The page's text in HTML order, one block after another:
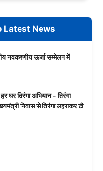
Latest News
नवकरणीय ऊर्जा सम्मेलन में
घर तिरंगा अभियान - तिरंगा
निवास से तिरंगा लहराकर टी